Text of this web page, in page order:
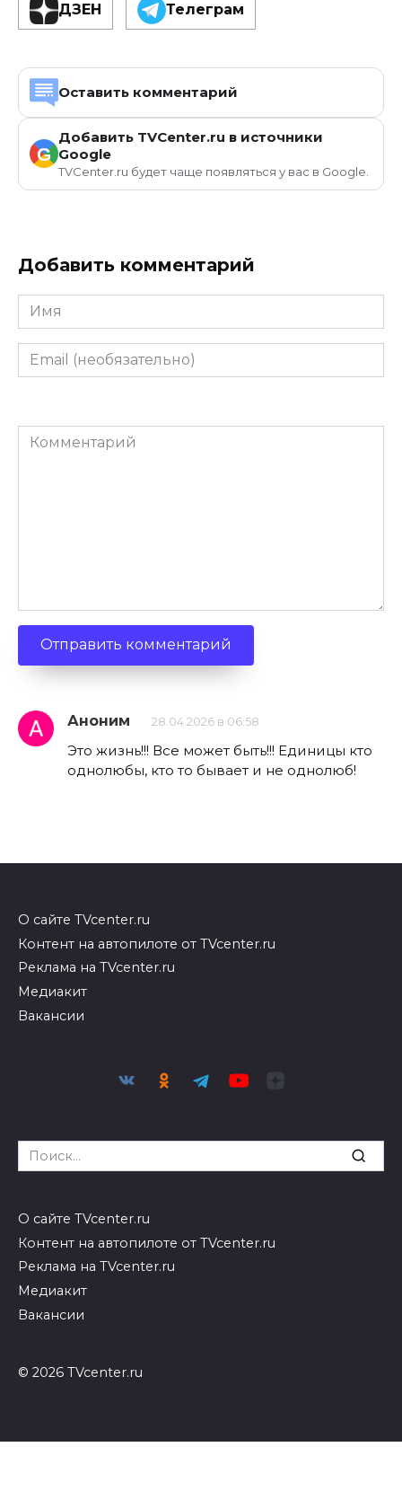
ДЗЕН Телеграм
Оставить комментарий
G
Добавить TVCenter.ru в источники
Google
TVCenter.ru будет чаще появляться у вас в Google.
Добавить комментарий
Имя
Email
(необязательно)
Комментарий
Аноним 28.04.2026 в 06:58
Это жизнь!!! Все может быть!!! Единицы кто
однолюбы, кто то бывает и не однолюб!
О сайте TVcenter.ru
Контент на автопилоте от TVcenter.ru
Реклама на TVcenter.ru
Медиакит
Вакансии
Search
for:
О сайте TVcenter.ru
Контент на автопилоте от TVcenter.ru
Реклама на TVcenter.ru
Медиакит
Вакансии
© 2026 TVcenter.ru